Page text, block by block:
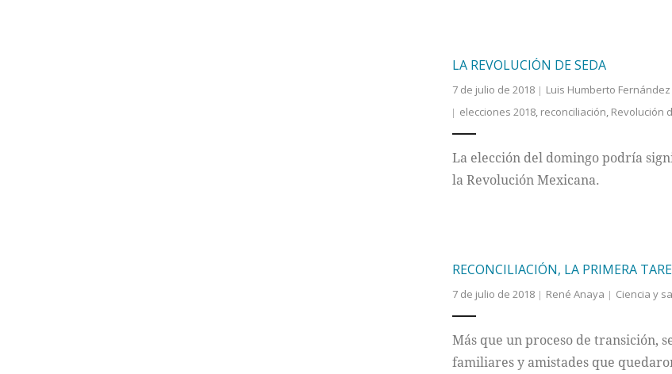
LA REVOLUCIÓN DE SEDA
7 de julio de 2018 Luis Humberto
elecciones 2018, reconciliación Revolución
La elección del domingo podría
la Revolución Mexicana.
RECONCILIACIÓN, LA PRIMERA
7 de julio de 2018 René Anaya Ciencia y
Más que un proceso de transición,
familiares y amistades que